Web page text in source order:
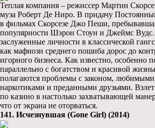
Теплая компания – режиссер Мартин
муза Роберт Де Ниро. В придачу
в фильмах Скорсезе Джо Пеши,
популярности Шэрон Стоун и Джеймс Вудс.
заслуженные личности в классической
как мафиози среднего пошиба дорос до
игорного бизнеса. Как известно, особенно
параллельно с богатством и красивой
полагаются проблемы с законом,
наркотиками и преданными друзьями.
по казино в настолько захватывающей
что от экрана не оторваться.
141. Исчезнувшая (Gone Girl) (2014)